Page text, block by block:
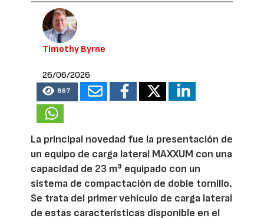
Timothy Byrne
26/06/2026
867
La principal novedad fue la presentación de
un equipo de carga lateral MAXXUM con una
capacidad de 23 m³ equipado con un
sistema de compactación de doble tornillo.
Se trata del primer vehículo de carga lateral
de estas características disponible en el